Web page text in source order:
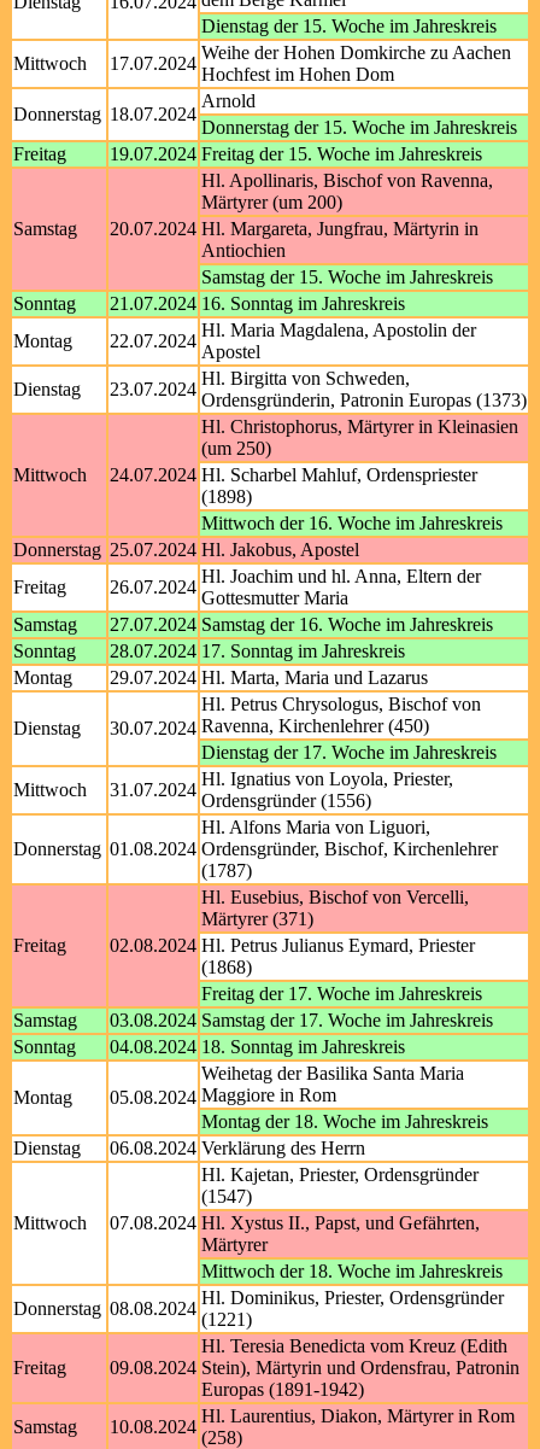
Dienstag der 15. Woche im Jahreskreis
Mittwoch
17.07.2024
Weihe der Hohen Domkirche zu Aachen
Hochfest im Hohen Dom
Donnerstag 18.07.2024
Arnold
Donnerstag der 15. Woche im Jahreskreis
Freitag
19.07.2024 Freitag der 15. Woche im Jahreskreis
Samstag 20.07.2024
Hl. Apollinaris, Bischof von Ravenna,
Märtyrer (um 200)
Hl. Margareta, Jungfrau, Märtyrin in
Antiochien
Samstag der 15. Woche im Jahreskreis
Sonntag
21.07.2024 16. Sonntag im Jahreskreis
Montag
22.07.2024
Hl. Maria Magdalena, Apostolin der
Apostel
Dienstag
23.07.2024
Hl. Birgitta von Schweden,
Ordensgründerin, Patronin Europas (1373)
Mittwoch 24.07.2024
Hl. Christophorus, Märtyrer in Kleinasien
(um 250)
Hl. Scharbel Mahluf, Ordenspriester
(1898)
Mittwoch der 16. Woche im Jahreskreis
Donnerstag 25.07.2024 Hl. Jakobus, Apostel
Freitag
26.07.2024
Hl. Joachim und hl. Anna, Eltern der
Gottesmutter Maria
Samstag
27.07.2024 Samstag der 16. Woche im Jahreskreis
Sonntag
28.07.2024 17. Sonntag im Jahreskreis
Montag
29.07.2024 Hl. Marta, Maria und Lazarus
Dienstag 30.07.2024
Hl. Petrus Chrysologus, Bischof von
Ravenna, Kirchenlehrer (450)
Dienstag der 17. Woche im Jahreskreis
Mittwoch
31.07.2024
Hl. Ignatius von Loyola, Priester,
Ordensgründer (1556)
Donnerstag 01.08.2024
Hl. Alfons Maria von Liguori,
Ordensgründer, Bischof, Kirchenlehrer
(1787)
Freitag 02.08.2024
Hl. Eusebius, Bischof von Vercelli,
Märtyrer (371)
Hl. Petrus Julianus Eymard, Priester
(1868)
Freitag der 17. Woche im Jahreskreis
Samstag
03.08.2024 Samstag der 17. Woche im Jahreskreis
Sonntag
04.08.2024 18. Sonntag im Jahreskreis
Montag 05.08.2024
Weihetag der Basilika Santa Maria
Maggiore in Rom
Montag der 18. Woche im Jahreskreis
Dienstag
06.08.2024 Verklärung des Herrn
Mittwoch 07.08.2024
Hl. Kajetan, Priester, Ordensgründer
(1547)
Hl. Xystus II., Papst, und Gefährten,
Märtyrer
Mittwoch der 18. Woche im Jahreskreis
Donnerstag 08.08.2024
Hl. Dominikus, Priester, Ordensgründer
(1221)
Freitag 09.08.2024
Hl. Teresia Benedicta vom Kreuz (Edith
Stein), Märtyrin und Ordensfrau, Patronin
Europas (1891-1942)
Samstag
10.08.2024
Hl. Laurentius, Diakon, Märtyrer in Rom
(258)